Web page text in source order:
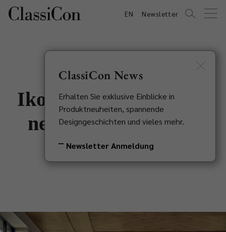
EN Newsletter
Ikonische Entwürfe in
neuer Optik - Silver
Collection
ClassiCon News
Erhalten Sie exklusive Einblicke in
Produktneuheiten, spannende
Designgeschichten und vieles mehr.
Newsletter Anmeldung